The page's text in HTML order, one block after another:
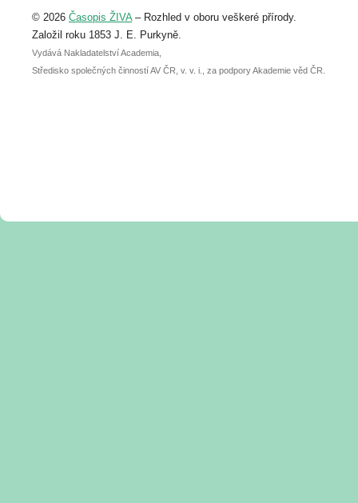
abstraktu přihlášené přednášky nebo
posteru je už 30. června.
© 2026 Časopis ŽIVA– Rozhled v oboru veškeré přírody.
Založil roku 1853 J. E. Purkyně.
Vydává Nakladatelství Academia,
Středisko společných činností AV ČR, v. v. i., za podpory Akademie věd ČR.